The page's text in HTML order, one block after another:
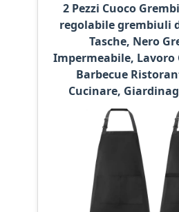
2 Pezzi Cuoco
regolabile grembiuli
Tasche, Nero
Impermeabile, Lavoro
Barbecue
Cucinare,